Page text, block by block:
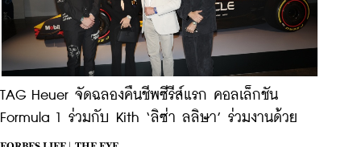
TAG Heuer จัดฉลองคืนชีพซีรีส์แรก คอลเล็กชัน
Formula 1 ร่วมกับ Kith ‘ลิซ่า ลลิษา’ ร่วมงานด้วย